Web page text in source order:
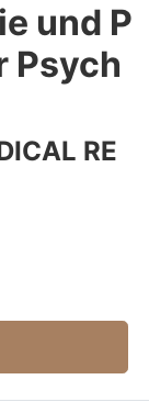
und P
Psych
RE